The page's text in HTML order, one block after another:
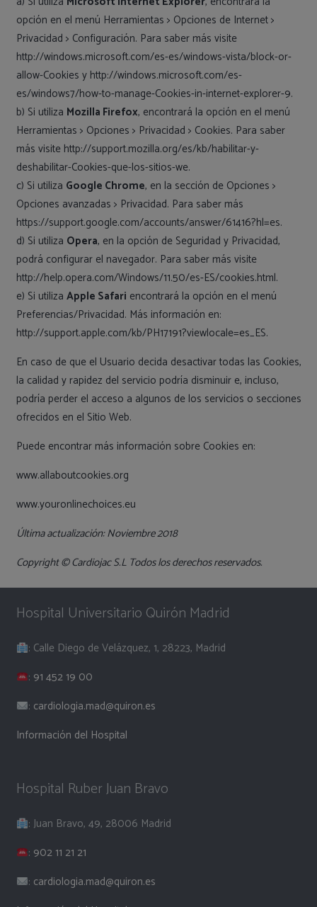
opción en el menú Herramientas > Opciones de Internet >
Privacidad > Configuración. Para saber más visite
http://windows.microsoft.com/es-es/windows-vista/block-or-
allow-Cookies y http://windows.microsoft.com/es-
es/windows7/how-to-manage-Cookies-in-internet-explorer-9.
b) Si utiliza Mozilla Firefox, encontrará la opción en el menú
Herramientas > Opciones > Privacidad > Cookies. Para saber
más visite http://support.mozilla.org/es/kb/habilitar-y-
deshabilitar-Cookies-que-los-sitios-we.
c) Si utiliza Google Chrome, en la sección de Opciones >
Opciones avanzadas > Privacidad. Para saber más
https://support.google.com/accounts/answer/61416?hl=es.
d) Si utiliza Opera, en la opción de Seguridad y Privacidad,
podrá configurar el navegador. Para saber más visite
http://help.opera.com/Windows/11.50/es-ES/cookies.html.
e) Si utiliza Apple Safari encontrará la opción en el menú
Preferencias/Privacidad. Más información en:
http://support.apple.com/kb/PH17191?viewlocale=es_ES.
En caso de que el Usuario decida desactivar todas las Cookies,
la calidad y rapidez del servicio podría disminuir e, incluso,
podría perder el acceso a algunos de los servicios o secciones
ofrecidos en el Sitio Web.
Puede encontrar más información sobre Cookies en:
www.allaboutcookies.org
www.youronlinechoices.eu
Última actualización: Noviembre 2018
Copyright © Cardiojac S.L Todos los derechos reservados.
Hospital Universitario Quirón Madrid
: Calle Diego de Velázquez, 1, 28223, Madrid
: 91 452 19 00
: cardiologia.mad@quiron.es
Información del Hospital
Hospital Ruber Juan Bravo
: Juan Bravo, 49, 28006 Madrid
: 902 11 21 21
: cardiologia.mad@quiron.es